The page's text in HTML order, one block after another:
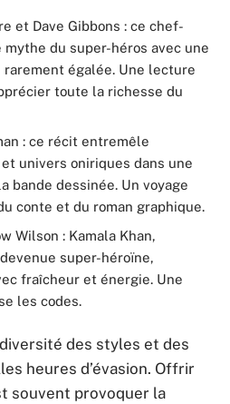
et Dave Gibbons : ce chef-
du super-héros avec une
égalée. Une lecture
toute la richesse du
: ce récit entremêle
univers oniriques dans une
bande dessinée. Un voyage
conte et du roman graphique.
Wilson : Kamala Khan,
super-héroïne,
fraîcheur et énergie. Une
les codes.
des styles et des
heures d’évasion. Offrir
souvent provoquer la